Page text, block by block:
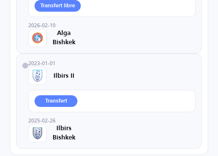
Transfert libre
2026-02-10
Alga
Bishkek
2023-01-01
Ilbirs II
Transfert
2025-02-26
Ilbirs
Bishkek